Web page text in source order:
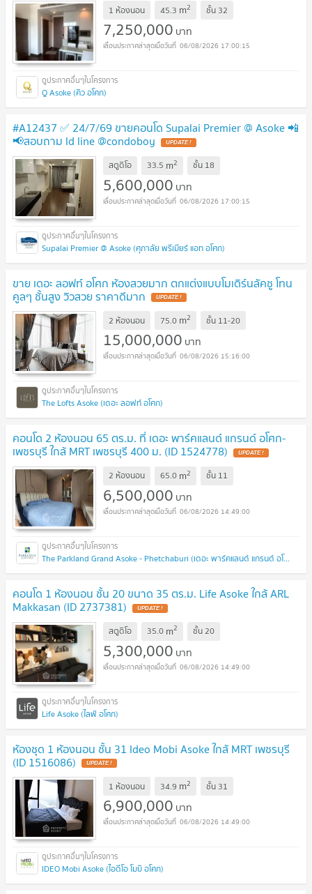
1 ห้องนอน 45.3 m2 ชั้น 32
7,250,000 บาท
06/08/2026 17:00:15
Q Asoke (คิว อโศก)
#A12437 ✅ 24/7/69 ขายคอนโด Supalai Premier @ Asoke 📲
📢สอบถาม ld line @condoboy UPDATE !
สตูดิโอ 33.5 m2 ชั้น 18
5,600,000 บาท
06/08/2026 17:00:15
Supalai Premier @ Asoke (ศุภาลัย พรีเมียร์ แอท อโศก)
ขาย เดอะ ลอฟท์ อโศก ห้องสวยมาก ตกแต่งแบบโมเดิร์นลัคชู โทน
คูลๆ ชั้นสูง วิวสวย ราคาดีมาก UPDATE !
2 ห้องนอน 75.0 m2 ชั้น 11-20
15,000,000 บาท
06/08/2026 15:16:00
The Lofts Asoke (เดอะ ลอฟท์ อโศก)
คอนโด 2 ห้องนอน 65 ตร.ม. ที่ เดอะ พาร์คแลนด์ แกรนด์ อโศก-
เพชรบุรี ใกล้ MRT เพชรบุรี 400 ม. (ID 1524778) UPDATE !
2 ห้องนอน 65.0 m2 ชั้น 11
6,500,000 บาท
06/08/2026 14:49:00
The Parkland Grand Asoke - Phetchaburi (เดอะ พาร์คแลนด์ แกรนด์ อโศก - เพชรบุรี)
คอนโด 1 ห้องนอน ชั้น 20 ขนาด 35 ตร.ม. Life Asoke ใกล้ ARL
Makkasan (ID 2737381) UPDATE !
สตูดิโอ 35.0 m2 ชั้น20
5,300,000 บาท
06/08/2026 14:49:00
Life Asoke (ไลฟ์ อโศก)
ห้องชุด 1 ห้องนอน ชั้น 31 Ideo Mobi Asoke ใกล้ MRT เพชรบุรี
(ID 1516086) UPDATE !
1 ห้องนอน 34.9 m2 ชั้น 31
6,900,000 บาท
06/08/2026 14:49:00
IDEO Mobi Asoke (ไอดีโอ โมบิ อโศก)